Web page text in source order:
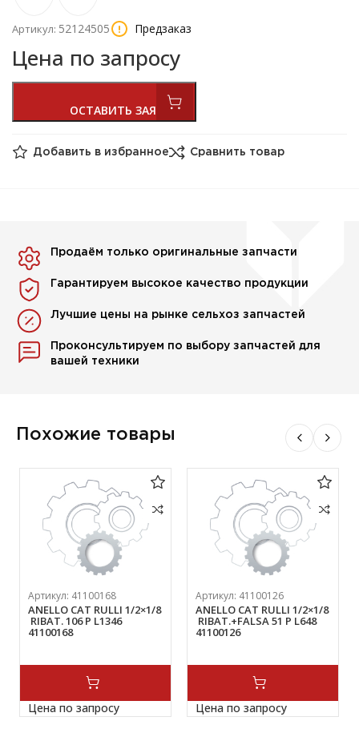
Артикул: 52124505 Предзаказ
Цена по запросу
Добавить в избранное Сравнить товар
Продаём только оригинальные запчасти
Гарантируем высокое качество продукции
Лучшие цены на рынке сельхоз запчастей
Проконсультируем по выбору запчастей для
вашей техники
Похожие товары
Артикул: 41100168
ANELLO CAT RULLI 1/2×1/8
RIBAT. 106 P L1346
41100168
Цена по запросу
Артикул: 41100126
ANELLO CAT RULLI 1/2×1/8
RIBAT.+FALSA 51 P L648
41100126
Цена по запросу